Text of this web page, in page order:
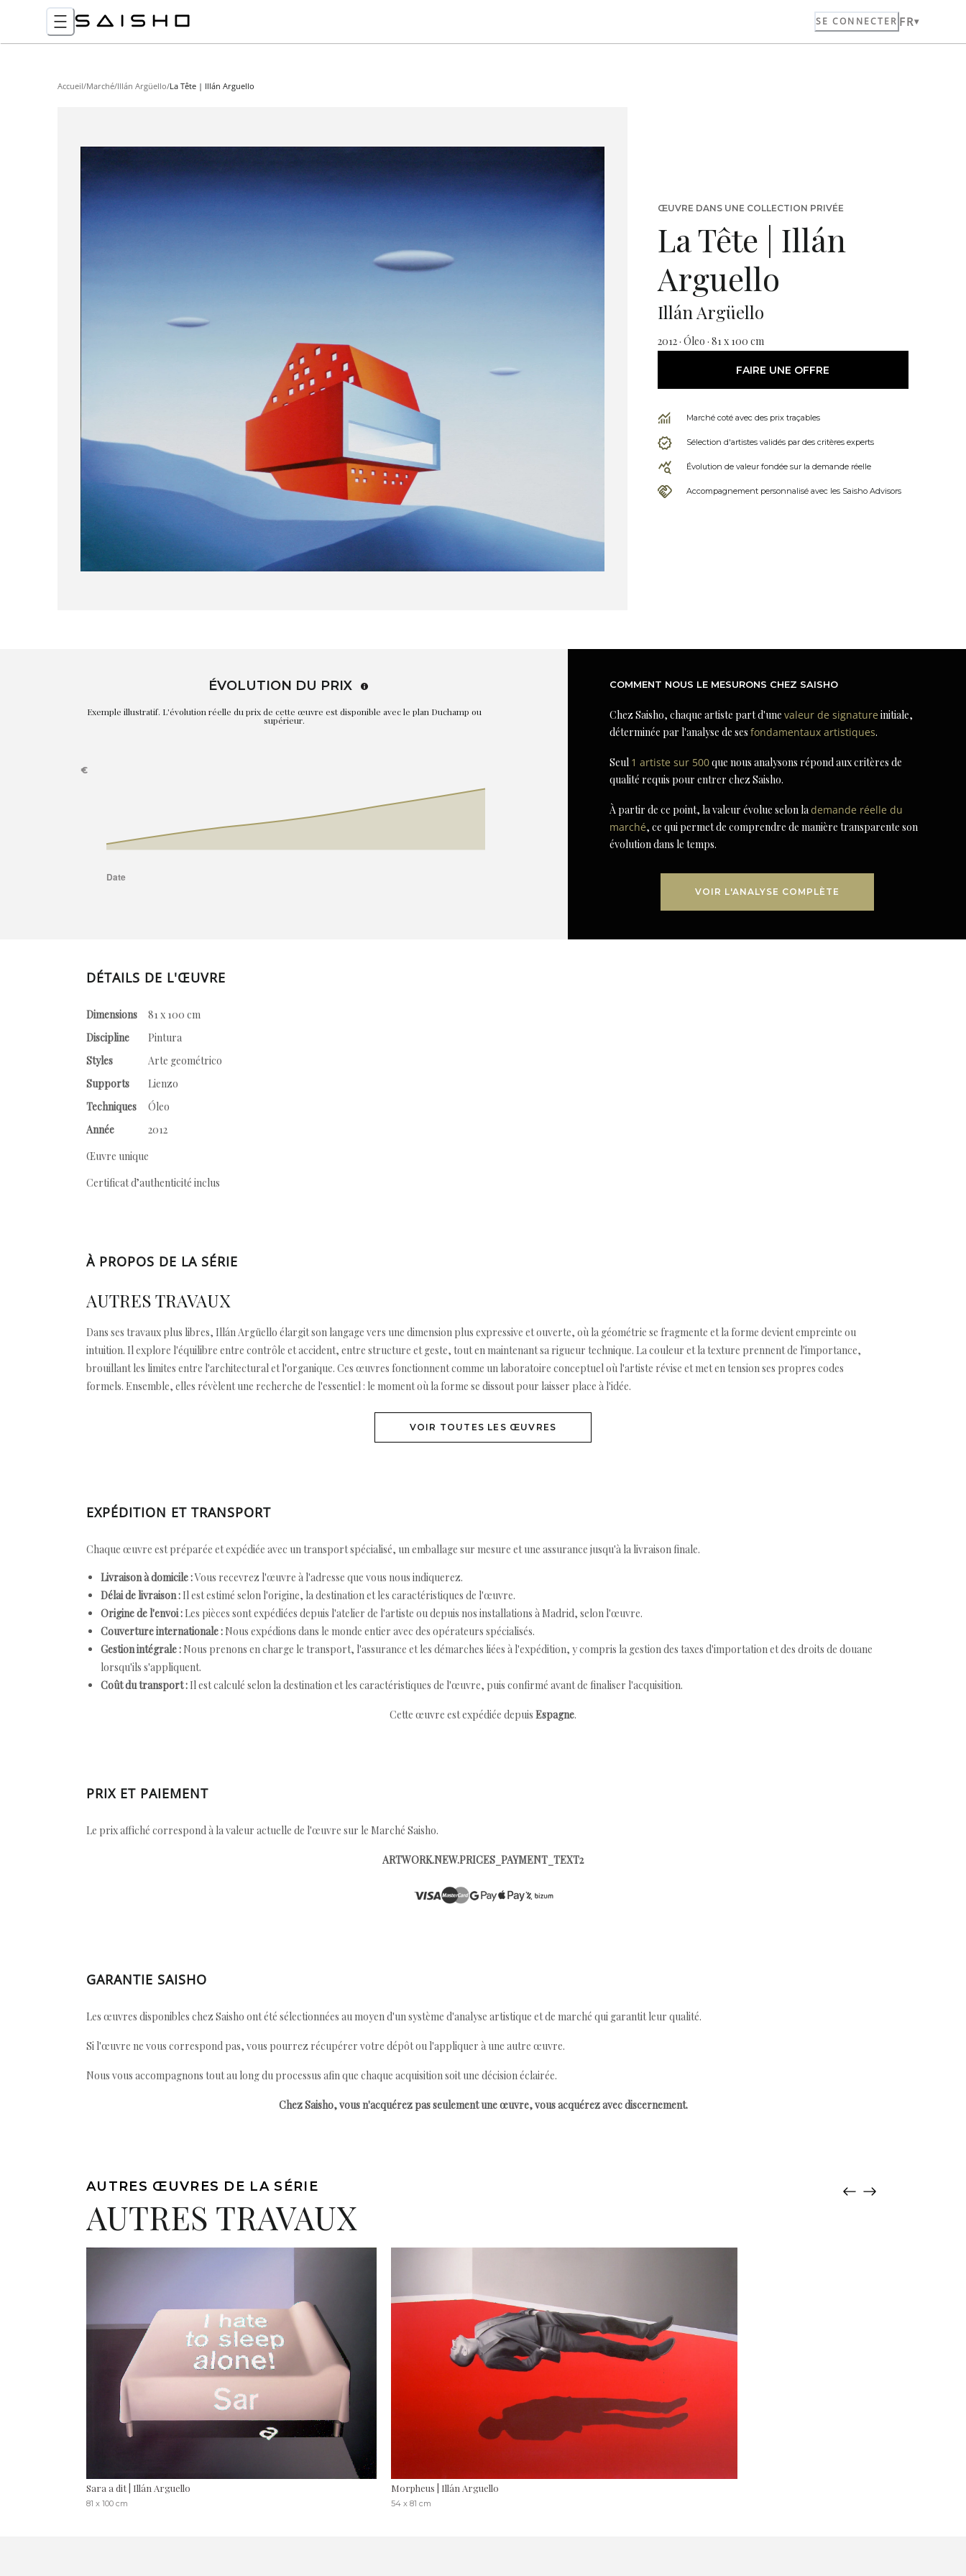
SE CONNECTER FR
Accueil/Marché/Illán Argüello/La Tête | Illán Arguello
ŒUVRE DANS UNE COLLECTION PRIVÉE
La Tête | Illán
Arguello
Illán Argüello
2012 · Óleo · 81 x 100 cm
FAIRE UNE OFFRE
Marché coté avec des prix traçables
Sélection d'artistes validés par des critères experts
Évolution de valeur fondée sur la demande réelle
Accompagnement personnalisé avec les Saisho Advisors
ÉVOLUTION DU PRIX
Exemple illustratif. L'évolution réelle du prix de cette œuvre est disponible avec le plan Duchamp ou
supérieur.
COMMENT NOUS LE MESURONS CHEZ SAISHO
Chez Saisho, chaque artiste part d'unevaleur de signature initiale,
déterminée par l'analyse de sesfondamentaux artistiques.
Seul 1 artiste sur 500que nous analysons répond aux critères de
qualité requis pour entrer chez Saisho.
À partir de ce point, la valeur évolue selon lademande réelle du
marché, ce qui permet de comprendre de manière transparente son
évolution dans le temps.
VOIR L'ANALYSE COMPLÈTE
DÉTAILS DE L'ŒUVRE
Dimensions
81 x 100 cm
Discipline
Pintura
Styles
Arte geométrico
Supports
Lienzo
Techniques
Óleo
Année
2012
Œuvre unique
Certificat d’authenticité inclus
À PROPOS DE LA SÉRIE
AUTRES TRAVAUX
Dans ses travaux plus libres, Illán Argüello élargit son langage vers une dimension plus expressive et ouverte, où la géométrie se fragmente et la forme devient empreinte ou
intuition. Il explore l'équilibre entre contrôle et accident, entre structure et geste, tout en maintenant sa rigueur technique. La couleur et la texture prennent de l'importance,
brouillant les limites entre l'architectural et l'organique. Ces œuvres fonctionnent comme un laboratoire conceptuel où l'artiste révise et met en tension ses propres codes
formels. Ensemble, elles révèlent une recherche de l'essentiel : le moment où la forme se dissout pour laisser place à l'idée.
VOIR TOUTES LES ŒUVRES
EXPÉDITION ET TRANSPORT
Chaque œuvre est préparée et expédiée avec un transport spécialisé, un emballage sur mesure et une assurance jusqu'à la livraison finale.
Livraison à domicile :Vous recevrez l'œuvre à l'adresse que vous nous indiquerez.
Délai de livraison : Il est estimé selon l'origine, la destination et les caractéristiques de l'œuvre.
Origine de l'envoi : Les pièces sont expédiées depuis l'atelier de l'artiste ou depuis nos installations à Madrid, selon l'œuvre.
Couverture internationale : Nous expédions dans le monde entier avec des opérateurs spécialisés.
Gestion intégrale : Nous prenons en charge le transport, l'assurance et les démarches liées à l'expédition, y compris la gestion des taxes d'importation et des droits de douane
lorsqu'ils s'appliquent.
Coût du transport : Il est calculé selon la destination et les caractéristiques de l'œuvre, puis confirmé avant de finaliser l'acquisition.
Cette œuvre est expédiée depuis Espagne.
PRIX ET PAIEMENT
Le prix affiché correspond à la valeur actuelle de l'œuvre sur le Marché Saisho.
ARTWORK.NEW.PRICES_PAYMENT_TEXT2
GARANTIE SAISHO
Les œuvres disponibles chez Saisho ont été sélectionnées au moyen d'un système d'analyse artistique et de marché qui garantit leur qualité.
Si l'œuvre ne vous correspond pas, vous pourrez récupérer votre dépôt ou l'appliquer à une autre œuvre.
Nous vous accompagnons tout au long du processus afin que chaque acquisition soit une décision éclairée.
Chez Saisho, vous n'acquérez pas seulement une œuvre, vous acquérez avec discernement.
AUTRES ŒUVRES DE LA SÉRIE
AUTRES TRAVAUX
Sara a dit | Illán Arguello
81 x 100 cm
Morpheus | Illán Arguello
54 x 81 cm